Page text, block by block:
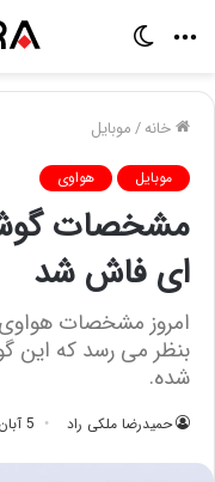
منو
خانه/موبایل
موبایل هواوی
ای فاش شد
بنظر می رسد که این
شده.
حمیدرضا ملکی راد 5 آبان 1399